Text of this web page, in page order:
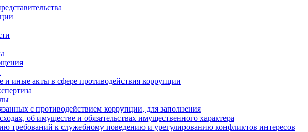
иные акты в сфере противодействия коррупции
с противодействием коррупции, для заполнения
об имуществе и обязательствах имущественного характера
требований к служебному поведению и урегулированию конфликтов интересов